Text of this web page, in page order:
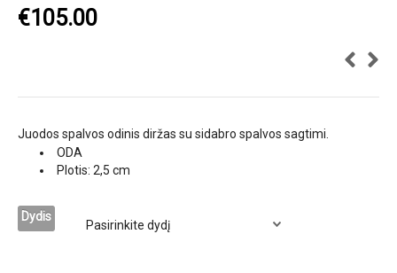
€105.00
Juodos spalvos odinis diržas su sidabro spalvos sagtimi.
ODA
Plotis: 2,5 cm
Dydis